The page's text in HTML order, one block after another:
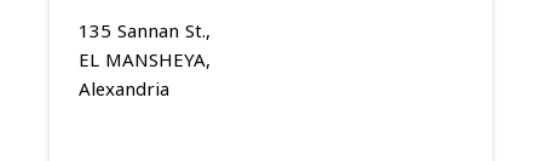
135 Sannan St.,
EL MANSHEYA,
Alexandria